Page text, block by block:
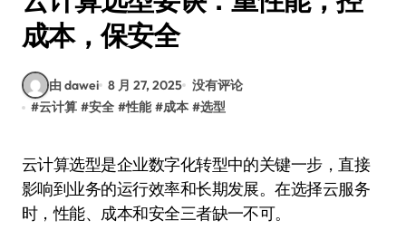
成本，保安全
由 dawei 8 月 27, 2025 没有评论
#云计算 #安全 #性能 #成本 #选型
云计算选型是企业数字化转型中的关键一步，直接
影响到业务的运行效率和长期发展。在选择云服务
时，性能、成本和安全三者缺一不可。